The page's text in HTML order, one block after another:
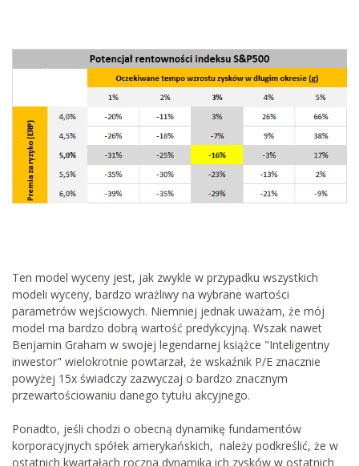
Ten model wyceny jest, jak zwykle w przypadku wszystkich
modeli wyceny, bardzo wrażliwy na wybrane wartości
parametrów wejściowych. Niemniej jednak uważam, że mój
model ma bardzo dobrą wartość predykcyjną. Wszak nawet
Benjamin Graham w swojej legendarnej książce "Inteligentny
inwestor" wielokrotnie powtarzał, że wskaźnik P/E znacznie
powyżej 15x świadczy zazwyczaj o bardzo znacznym
przewartościowaniu danego tytułu akcyjnego.
Ponadto, jeśli chodzi o obecną dynamikę fundamentów
korporacyjnych spółek amerykańskich, należy podkreślić, że w
ostatnich kwartałach roczna dynamika ich zysków w ostatnich